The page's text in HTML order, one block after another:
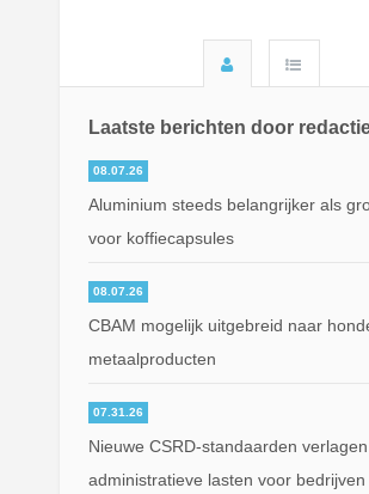
Laatste berichten door
08.07.26
Aluminium steeds belangrijker als
voor koffiecapsules
08.07.26
CBAM mogelijk uitgebreid naar
metaalproducten
07.31.26
Nieuwe CSRD-standaarden verlagen
administratieve lasten voor bedrijven